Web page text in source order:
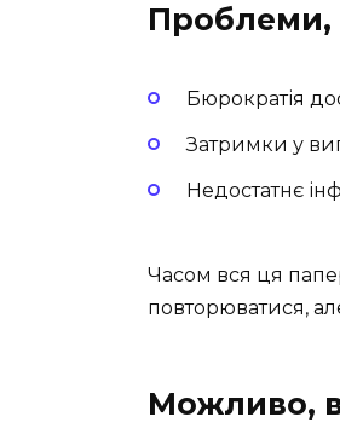
Проблеми,
Бюрократія
Затримки у
Недостатнє
Часом вся ця
повторюватися,
Можливо,